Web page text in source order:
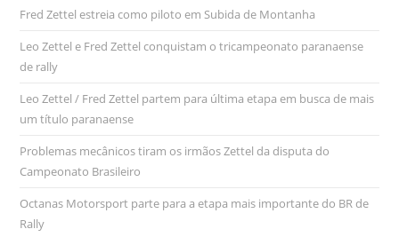
Fred Zettel estreia como piloto em Subida de Montanha
Leo Zettel e Fred Zettel conquistam o tricampeonato paranaense
de rally
Leo Zettel / Fred Zettel partem para última etapa em busca de mais
um título paranaense
Problemas mecânicos tiram os irmãos Zettel da disputa do
Campeonato Brasileiro
Octanas Motorsport parte para a etapa mais importante do BR de
Rally